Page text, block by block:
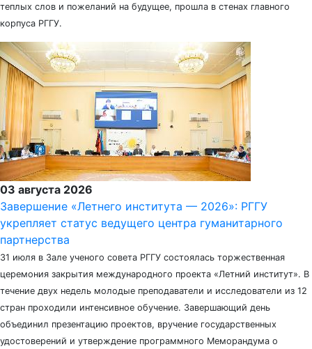
теплых слов и пожеланий на будущее, прошла в стенах главного
корпуса РГГУ.
03 августа 2026
Завершение «Летнего института — 2026»: РГГУ
укрепляет статус ведущего центра гуманитарного
партнерства
31 июля в Зале ученого совета РГГУ состоялась торжественная
церемония закрытия международного проекта «Летний институт». В
течение двух недель молодые преподаватели и исследователи из 12
стран проходили интенсивное обучение. Завершающий день
объединил презентацию проектов, вручение государственных
удостоверений и утверждение программного Меморандума о